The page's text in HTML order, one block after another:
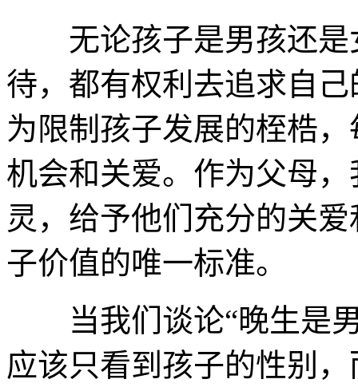
无论孩子是男孩还是
待，都有权利去追求自
为限制孩子发展的桎梏
机会和关爱。作为父母
灵，给予他们充分的关
子价值的唯一标准。
当我们谈论“晚生是男
应该只看到孩子的性别